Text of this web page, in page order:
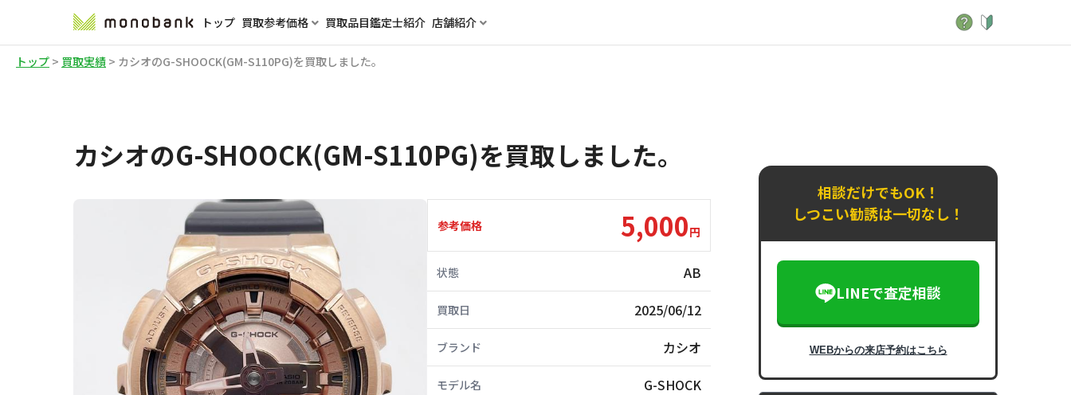
トップ 買取参考価格 買取品目鑑定士紹介 店舗紹介
トップ > 買取実績 > カシオのG-SHOOCK(GM-S110PG)を買取しました。
カシオのG-SHOOCK(GM-S110PG)を買取しました。
参考価格 5,000円
状態 AB
買取日 2025/06/12
ブランド カシオ
モデル名 G-SHOCK
相談だけでもOK！
しつこい勧誘は一切なし！
LINEで査定相談
WEBからの来店予約はこちら